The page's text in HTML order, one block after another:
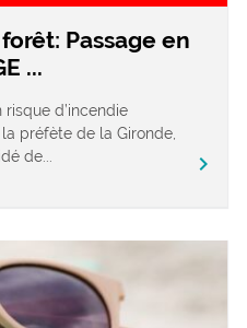
Passage en
...
d’incendie
préfète de la Gironde,
de...
chevron_right